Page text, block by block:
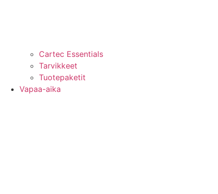
Cartec Essentials
Tarvikkeet
Tuotepaketit
Vapaa-aika